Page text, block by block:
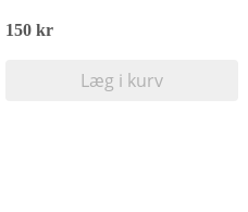
150 kr
Læg i kurv